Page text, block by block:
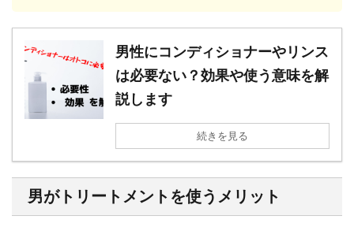
男性にコンディショナーやリンス
は必要ない？効果や使う意味を解
説します
続きを見る
男がトリートメントを使うメリット